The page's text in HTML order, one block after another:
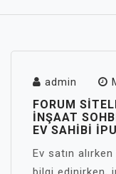
admin
FORUM
İNŞAAT
EV SAHIBI
Ev satın